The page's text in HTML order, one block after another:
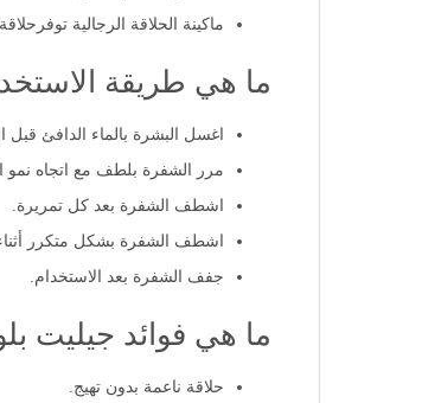
ماكينة الحلاقة الرجالية
ما هي طريقة
اغسل البشرة بالماء الدافئ قبل
مرر الشفرة بلطف مع اتجاه نمو
اشطف الشفرة بعد كل تمريرة.
اشطف الشفرة بشكل متكرر أثناء
جفف الشفرة بعد الاستخدام.
ما هي فوائد جيليت بلو 2 ماكينة حلاقة 5
حلاقة ناعمة بدون تهيج.